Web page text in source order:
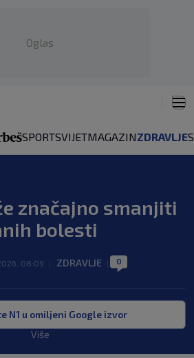
Oglas
SPORTSVIJETMAGAZINZDRAVLJE
značajno smanjiti
bolesti
08:09 ZDRAVLJE 0
N1 u omiljeni Google izvor
Više